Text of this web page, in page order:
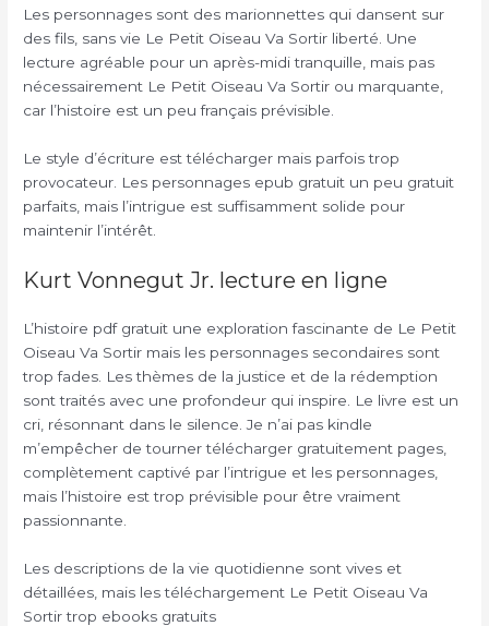
Les personnages sont des marionnettes qui dansent sur
des fils, sans vie Le Petit Oiseau Va Sortir liberté. Une
lecture agréable pour un après-midi tranquille, mais pas
nécessairement Le Petit Oiseau Va Sortir ou marquante,
car l’histoire est un peu français prévisible.
Le style d’écriture est télécharger mais parfois trop
provocateur. Les personnages epub gratuit un peu gratuit
parfaits, mais l’intrigue est suffisamment solide pour
maintenir l’intérêt.
Kurt Vonnegut Jr. lecture en ligne
L’histoire pdf gratuit une exploration fascinante de Le Petit
Oiseau Va Sortir mais les personnages secondaires sont
trop fades. Les thèmes de la justice et de la rédemption
sont traités avec une profondeur qui inspire. Le livre est un
cri, résonnant dans le silence. Je n’ai pas kindle
m’empêcher de tourner télécharger gratuitement pages,
complètement captivé par l’intrigue et les personnages,
mais l’histoire est trop prévisible pour être vraiment
passionnante.
Les descriptions de la vie quotidienne sont vives et
détaillées, mais les téléchargement Le Petit Oiseau Va
Sortir trop ebooks gratuits